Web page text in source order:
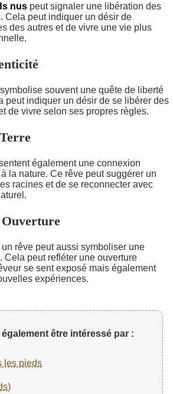
nus peut signaler une libération des
Cela peut indiquer un désir de
des autres et de vivre une vie plus
symbolise souvent une quête de liberté
peut indiquer un désir de se libérer des
de vivre selon ses propres règles.
également une connexion
la nature. Ce rêve peut suggérer un
racines et de se reconnecter avec
rêve peut aussi symboliser une
Cela peut refléter une ouverture
se sent exposé mais également
expériences.
être intéressé par :
les pieds